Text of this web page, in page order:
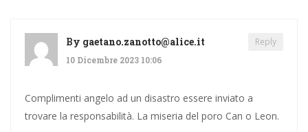
By gaetano.zanotto@alice.it
10 Dicembre 2023 10:06
Reply
Complimenti angelo ad un disastro essere inviato a
trovare la responsabilità. La miseria del poro Can o Leon.